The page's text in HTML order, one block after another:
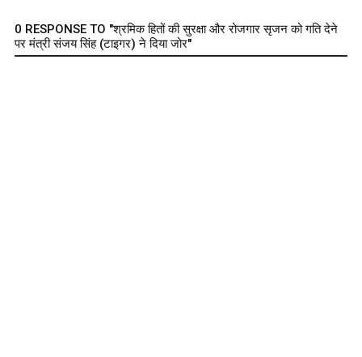
0 RESPONSE TO "श्रमिक हितों की सुरक्षा और रोजगार सृजन को गति देने
पर मंत्री संजय सिंह (टाइगर) ने दिया जोर"